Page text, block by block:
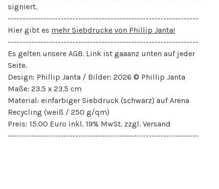
signiert.
-----------------------------------------------------------------
Hier gibt es mehr Siebdrucke von Phillip Janta!
-----------------------------------------------------------------
Es gelten unsere AGB. Link ist gaaanz unten auf jeder
Seite.
Design: Phillip Janta / Bilder: 2026 © Phillip Janta
Maße: 23.5 x 23.5 cm
Material: einfarbiger Siebdruck (schwarz) auf Arena
Recycling (weiß / 250 g/qm)
Preis: 15.00 Euro inkl. 19% MwSt. zzgl. Versand
-----------------------------------------------------------------